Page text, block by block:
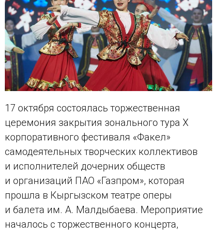
17 октября состоялась торжественная
церемония закрытия зонального тура X
корпоративного фестиваля «Факел»
самодеятельных творческих коллективов
и исполнителей дочерних обществ
и организаций ПАО «Газпром», которая
прошла в Кыргызском театре оперы
и балета им. А. Малдыбаева. Мероприятие
началось с торжественного концерта,